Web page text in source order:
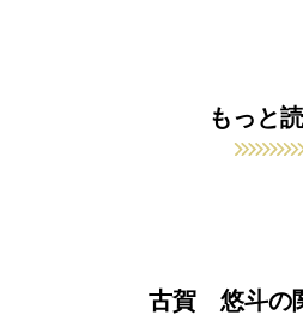
もっと
古賀 悠斗の